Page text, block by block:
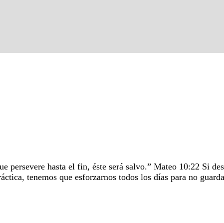
persevere hasta el fin, éste será salvo.” Mateo 10:22 Si
tenemos que esforzarnos todos los días para no